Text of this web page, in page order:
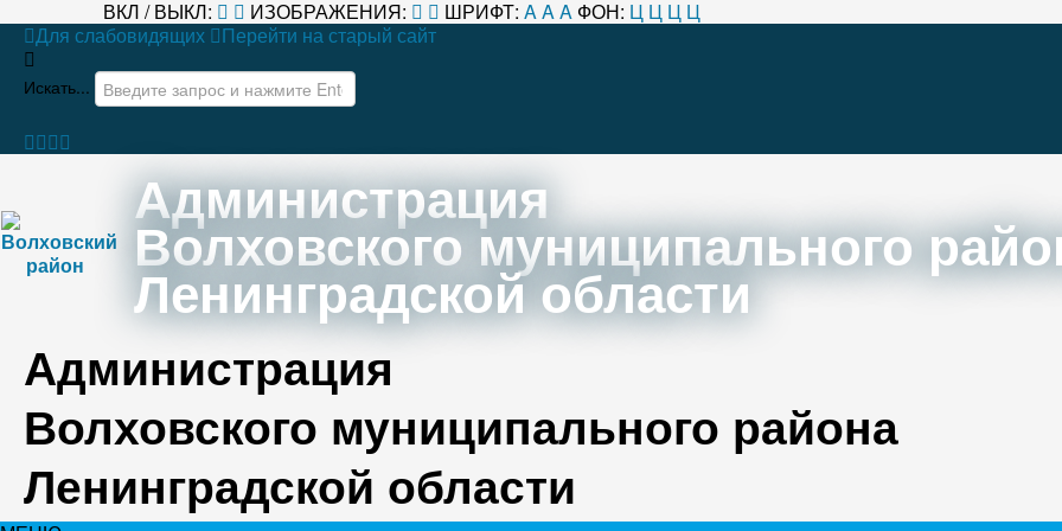
ВКЛ / ВЫКЛ: ИЗОБРАЖЕНИЯ: ШРИФТ: AAA ФОН: Ц Ц Ц Ц
Для слабовидящих
Перейти на старый сайт
Искать...
Администрация
Волховского муниципального
Ленинградской области
Администрация
Волховского муниципального района
Ленинградской области